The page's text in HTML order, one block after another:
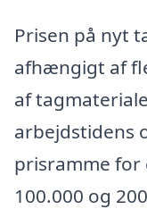
Prisen på nyt
afhængigt af
af
arbejdstidens
prisramme for
100.000 og